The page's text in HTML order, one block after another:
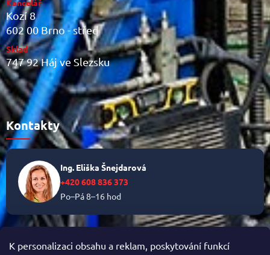
K personalizaci obsahu a reklam, poskytování funkcí
Kancelář
Kozí 8
602 00 Brno - střed
Sklad
747 92 Háj ve Slezsku
Kontakty
Ing. Eliška Šnejdarová
+420 608 836 373
Po–Pá 8–16 hod